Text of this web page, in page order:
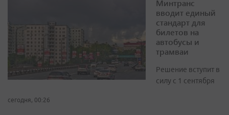
Минтранс
вводит единый
стандарт для
билетов на
автобусы и
трамваи
Решение вступит в
силу с 1 сентября
сегодня, 00:26